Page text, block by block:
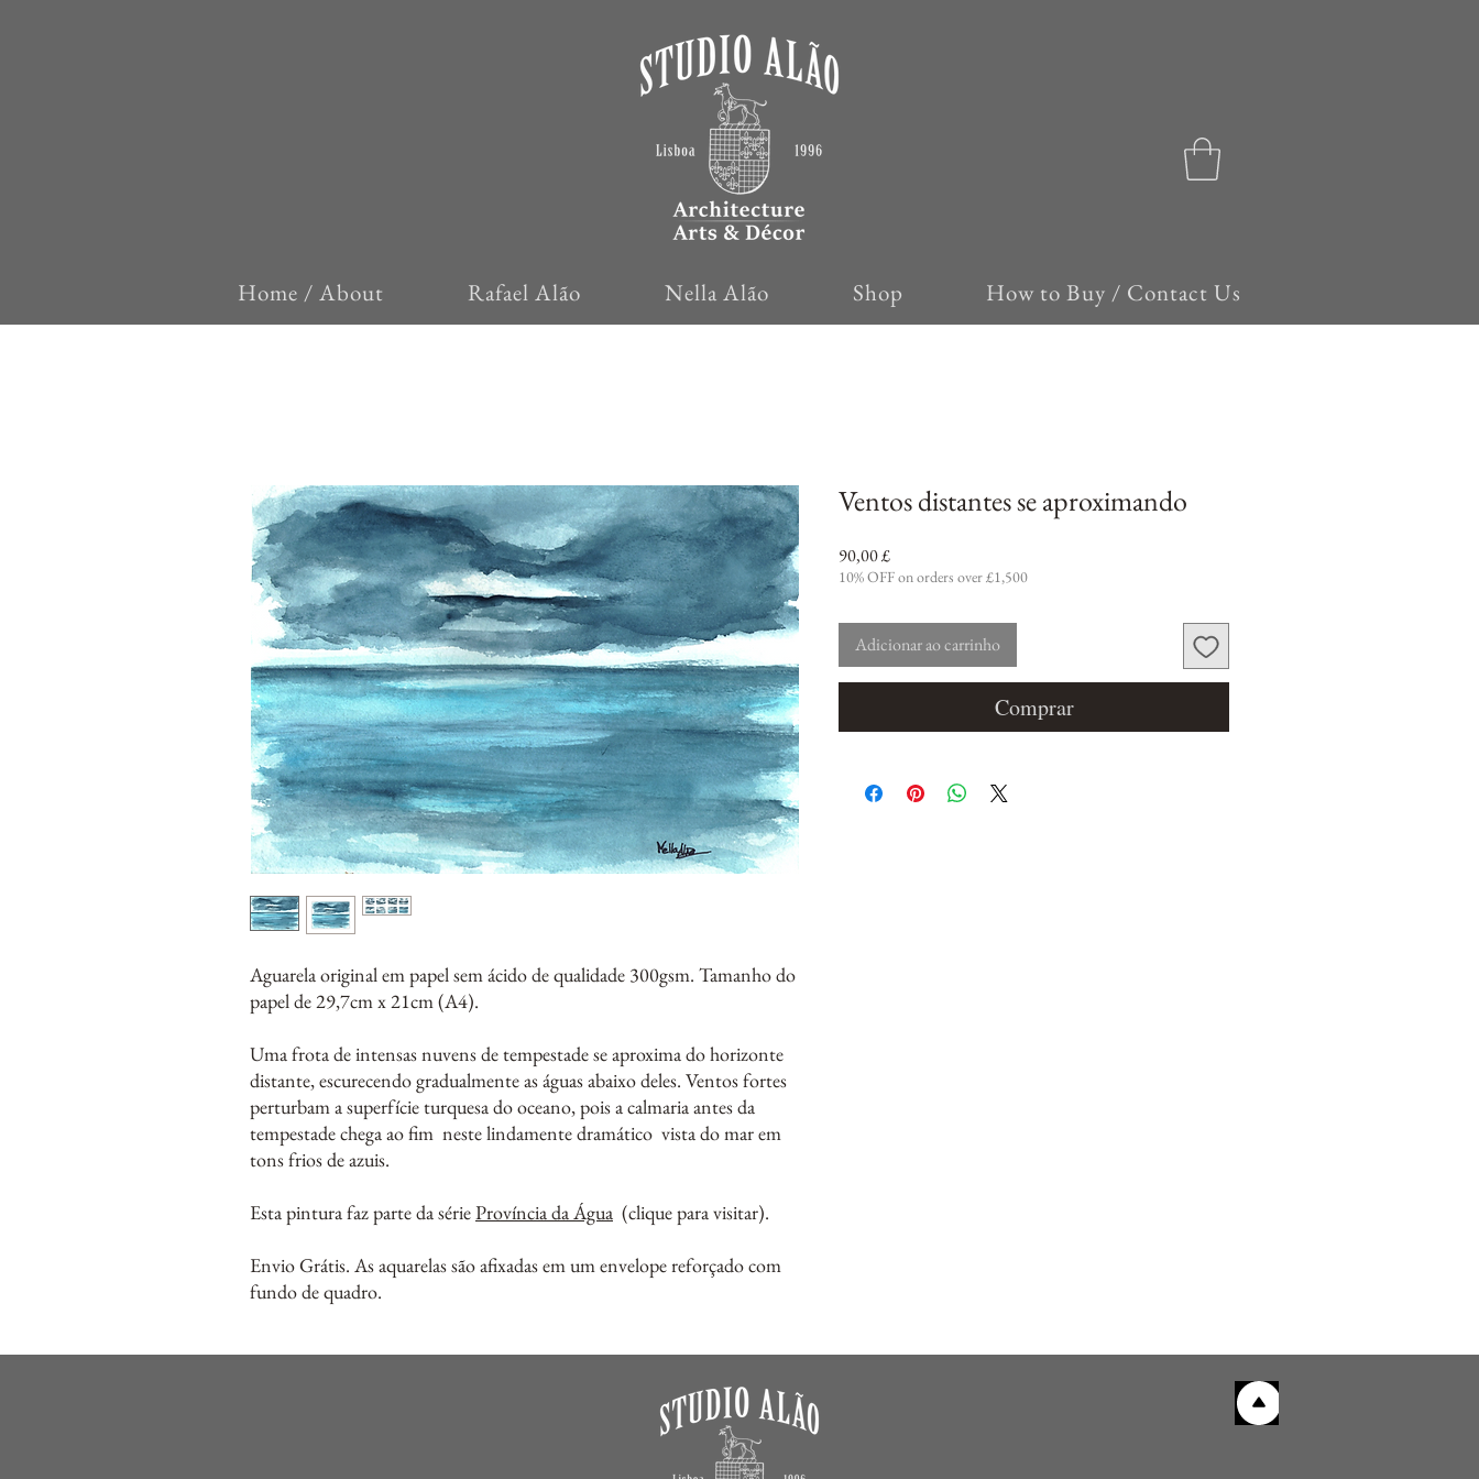
Home / About Rafael Alão Nella Alão Shop How to Buy / Contact Us
Aguarela original em papel sem ácido de qualidade 300gsm. Tamanho do
papel de 29,7cm x 21cm (A4).
Uma frota de intensas nuvens de tempestade se aproxima do horizonte
distante, escurecendo gradualmente as águas abaixo deles. Ventos fortes
perturbam a superfície turquesa do oceano, pois a calmaria antes da
tempestade chega ao fim neste lindamente dramático vista do mar em
tons frios de azuis.
Esta pintura faz parte da sérieProvíncia da Água (clique para visitar).
Envio Grátis. As aquarelas são afixadas em um envelope reforçado com
fundo de quadro.
Ventos distantes se aproximando
90,00 £Preço
10% OFF on orders over £1,500
Adicionar ao carrinho
Comprar